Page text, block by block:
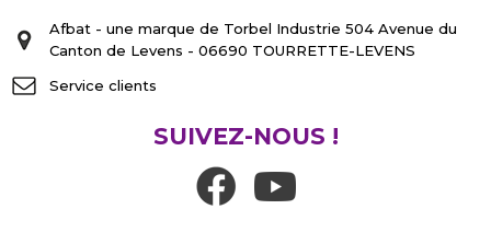
Afbat - une marque de Torbel Industrie 504 Avenue du
Canton de Levens - 06690 TOURRETTE-LEVENS
Service clients
SUIVEZ-NOUS !